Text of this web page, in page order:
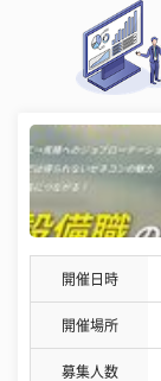
開催日時
開催場所
募集人数